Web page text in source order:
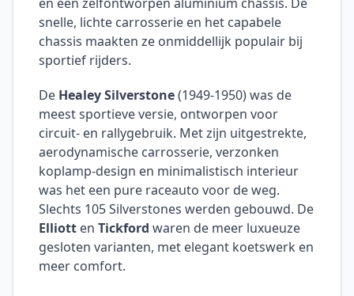
snelle, lichte carrosserie en het capabele
chassis maakten ze onmiddellijk populair bij
sportief rijders.
De Healey Silverstone(1949-1950) was de
meest sportieve versie, ontworpen voor
circuit- en rallygebruik. Met zijn uitgestrekte,
aerodynamische carrosserie, verzonken
koplamp-design en minimalistisch interieur
was het een pure raceauto voor de weg.
Slechts 105 Silverstones werden gebouwd. De
Elliott en Tickford waren de meer luxueuze
gesloten varianten, met elegant koetswerk en
meer comfort.